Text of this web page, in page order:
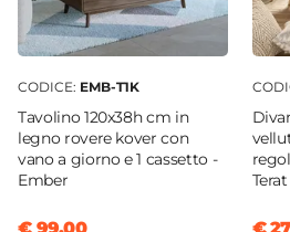
CODICE: EMB-T1K
Tavolino 120x38h cm in
legno rovere kover con
vano a giorno e 1 cassetto -
Ember
Terat